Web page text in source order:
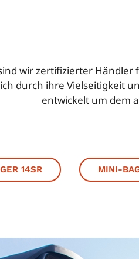
wir zertifizierter Händler
durch ihre Vielseitigkeit
entwickelt um dem
14SR MINI-